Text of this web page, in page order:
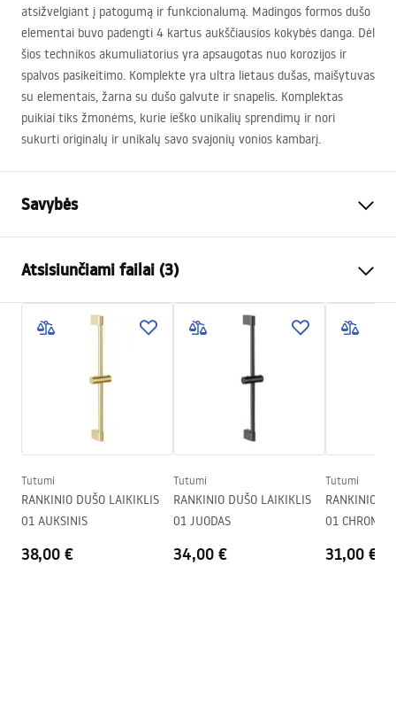
atsižvelgiant į patogumą ir funkcionalumą. Madingos formos dušo
elementai buvo padengti 4 kartus aukščiausios kokybės danga. Dėl
šios technikos akumuliatorius yra apsaugotas nuo korozijos ir
spalvos pasikeitimo. Komplekte yra ultra lietaus dušas, maišytuvas
su elementais, žarna su dušo galvute ir snapelis. Komplektas
puikiai tiks žmonėms, kurie ieško unikalių sprendimų ir nori
sukurti originalų ir unikalų savo svajonių vonios kambarį.
Savybės
Medžiaga
Baterijos Tipas
Vienos rankenos
Montavimo būdas
Paviršinis montavimas
Anti-Calc sistema
Taip
Dengimo technologija
Electroplating
Garantija
24 mėnesių
Atsisiunčiami failai (3)
Saugos informacija
Warranty_Terms_and_Conditions_Faucets_-_5.pdf
Surinkimo instrukcija
Tutumi
RANKINIO DUŠO LAIKIKLIS
01 AUKSINIS
38,00 €
Tutumi
RANKINIO DUŠO LAIKIKLIS
01 JUODAS
34,00 €
Tutumi
RANKINIO
01 CHROMAS
31,00 €